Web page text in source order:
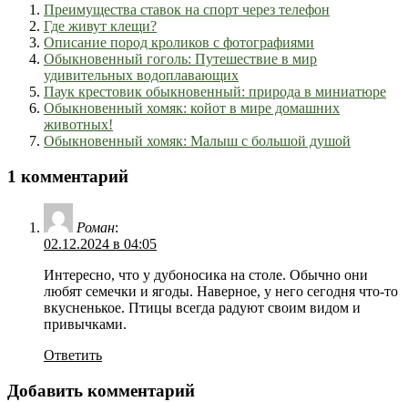
Преимущества ставок на спорт через телефон
Где живут клещи?
Описание пород кроликов с фотографиями
Обыкновенный гоголь: Путешествие в мир
удивительных водоплавающих
Паук крестовик обыкновенный: природа в миниатюре
Обыкновенный хомяк: койот в мире домашних
животных!
Обыкновенный хомяк: Малыш с большой душой
1 комментарий
Роман:
02.12.2024 в 04:05
Интересно, что у дубоносика на столе. Обычно они
любят семечки и ягоды. Наверное, у него сегодня что-то
вкусненькое. Птицы всегда радуют своим видом и
привычками.
Ответить
Добавить комментарий